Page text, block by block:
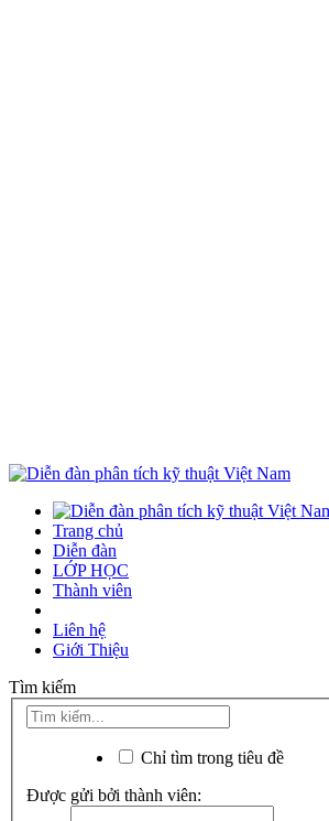
Trang chủ
Diễn đàn
LỚP HỌC
Thành viên
Liên hệ
Giới Thiệu
Tìm kiếm
Chỉ tìm trong tiêu đề
Được gửi bởi thành viên: